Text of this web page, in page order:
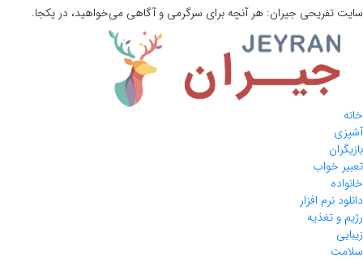
سایت تفریحی جیران: هر آنچه برای سرگرمی و آگاهی می‌خواهید، در یکجا.
خانه
آشپزی
بازیگران
تعبیر خواب
خانواده
دانلود نرم افزار
رژیم و تغذیه
زیبایی
سلامت